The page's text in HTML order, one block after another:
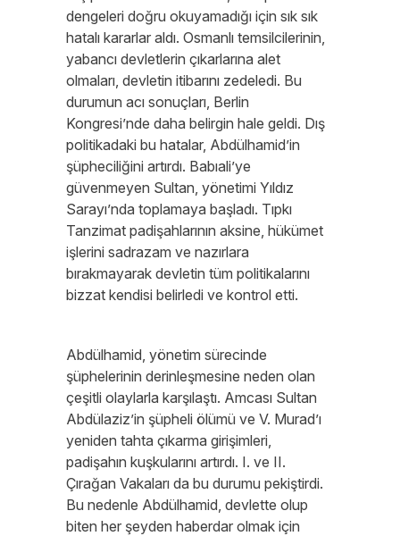
dengeleri doğru okuyamadığı için sık sık
hatalı kararlar aldı. Osmanlı temsilcilerinin,
yabancı devletlerin çıkarlarına alet
olmaları, devletin itibarını zedeledi. Bu
durumun acı sonuçları, Berlin
Kongresi’nde daha belirgin hale geldi. Dış
politikadaki bu hatalar, Abdülhamid’in
şüpheciliğini artırdı. Babıali’ye
güvenmeyen Sultan, yönetimi Yıldız
Sarayı’nda toplamaya başladı. Tıpkı
Tanzimat padişahlarının aksine, hükümet
işlerini sadrazam ve nazırlara
bırakmayarak devletin tüm politikalarını
bizzat kendisi belirledi ve kontrol etti.
Abdülhamid, yönetim sürecinde
şüphelerinin derinleşmesine neden olan
çeşitli olaylarla karşılaştı. Amcası Sultan
Abdülaziz’in şüpheli ölümü ve V. Murad’ı
yeniden tahta çıkarma girişimleri,
padişahın kuşkularını artırdı. I. ve II.
Çırağan Vakaları da bu durumu pekiştirdi.
Bu nedenle Abdülhamid, devlette olup
biten her şeyden haberdar olmak için